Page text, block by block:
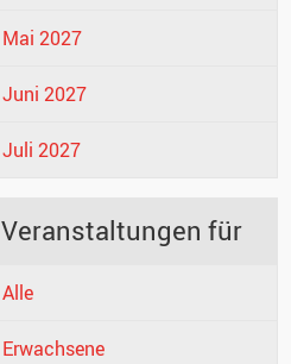
Mai 2027
Juni 2027
Juli 2027
Veranstaltungen für
Alle
Erwachsene